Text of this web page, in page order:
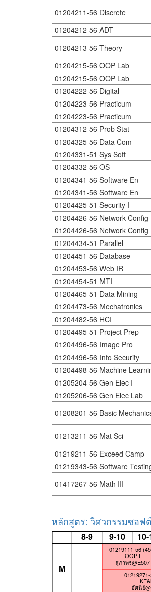
01204211-56 Discrete
01204212-56 ADT
01204213-56 Theory
01204215-56 OOP Lab
01204215-56 OOP Lab
01204222-56 Digital
01204223-56 Practicum
01204223-56 Practicum
01204312-56 Prob Stat
01204325-56 Data Com
01204331-51 Sys Soft
01204332-56 OS
01204341-56 Software En
01204341-56 Software En
01204425-51 Security I
01204426-56 Network Config
01204426-56 Network Config
01204434-51 Parallel
01204451-56 Database
01204453-56 Web IR
01204454-51 MTI
01204465-51 Data Mining
01204473-56 Mechatronics
01204482-56 HCI
01204495-51 Project Prep
01204496-56 Image Pro
01204496-56 Info Security
01204498-56 Machine
01205204-56 Gen Elec I
01205206-56 Gen Elec Lab
01208201-56 Basic
01213211-56 Mat Sci
01219211-56 Exceed Camp
01219343-56 Software
01417267-56 Math III
หลักสูตร: วิศวกรรมซอฟ
8-9 9-10 10-
01219111-56
OOP I
สุภาพร@E507
อัศนีย์
M